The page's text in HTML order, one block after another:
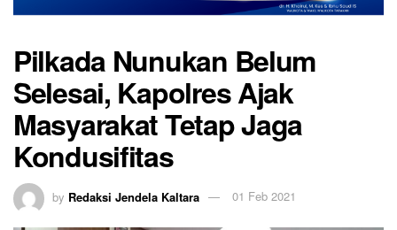
Pilkada Nunukan Belum
Selesai, Kapolres Ajak
Masyarakat Tetap Jaga
Kondusifitas
by Redaksi Jendela Kaltara 01 Feb 2021